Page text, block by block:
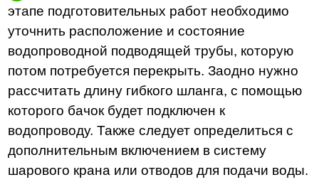
этапе подготовительных работ необходимо
уточнить расположение и состояние
водопроводной подводящей трубы, которую
потом потребуется перекрыть. Заодно нужно
рассчитать длину гибкого шланга, с помощью
которого бачок будет подключен к
водопроводу. Также следует определиться с
дополнительным включением в систему
шарового крана или отводов для подачи воды.